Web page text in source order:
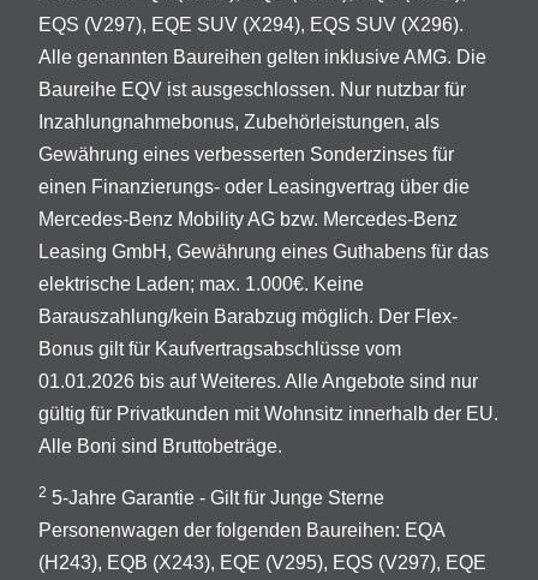
EQS (V297), EQE SUV (X294), EQS SUV (X296).
Alle genannten Baureihen gelten inklusive AMG. Die
Baureihe EQV ist ausgeschlossen. Nur nutzbar für
Inzahlungnahmebonus, Zubehörleistungen, als
Gewährung eines verbesserten Sonderzinses für
einen Finanzierungs- oder Leasingvertrag über die
Mercedes-Benz Mobility AG bzw. Mercedes-Benz
Leasing GmbH, Gewährung eines Guthabens für das
elektrische Laden; max. 1.000€. Keine
Barauszahlung/kein Barabzug möglich. Der Flex-
Bonus gilt für Kaufvertragsabschlüsse vom
01.01.2026 bis auf Weiteres. Alle Angebote sind nur
gültig für Privatkunden mit Wohnsitz innerhalb der EU.
Alle Boni sind Bruttobeträge.
2 5-Jahre Garantie - Gilt für Junge Sterne
Personenwagen der folgenden Baureihen: EQA
(H243), EQB (X243), EQE (V295), EQS (V297), EQE